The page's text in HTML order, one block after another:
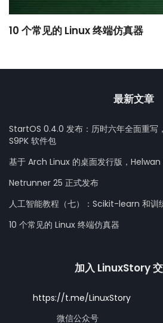
10 个常见的 Linux 终端仿真器
最新文章
StartOS 0.4.0 发布：历时六年全面重写
S9PK 软件包
基于 Arch Linux 的桌面发行版，
Netrunner 25 正式发布
人工智能教程（七）：Scikit-learn 和训
10 个常见的 Linux 终端仿真器
加入 LinuxStory
https://t.me/LinuxStory
微信公众号